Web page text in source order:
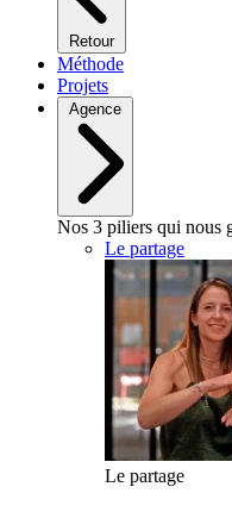
Retour
Méthode
Projets
Agence
Nos 3 piliers qui nous
Le partage
Le partage